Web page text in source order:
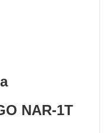
NAR-1T